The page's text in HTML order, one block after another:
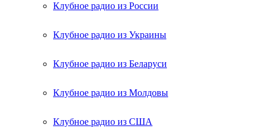
Клубное радио из России
Клубное радио из Украины
Клубное радио из Беларуси
Клубное радио из Молдовы
Клубное радио из США